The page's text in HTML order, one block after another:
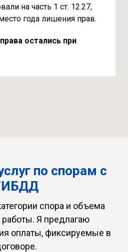
на часть 1 ст. 12.27,
года лишения прав.
остались при
по спорам с
спора и объема
Я предлагаю
оплаты, фиксируемые в